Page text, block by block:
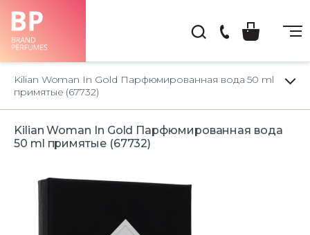
66-
22
Kilian Woman In Gold Парфюмированная вода 50 ml
примятые (67732)
Kilian Woman In Gold Парфюмированная вода
50 ml примятые (67732)